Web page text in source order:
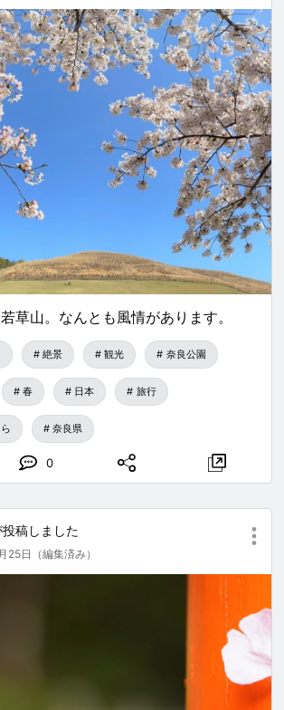
草山。なんとも風情があります。
絶景 観光 奈良公園
春 日本 旅行
奈良県
0
投稿しました
25日（編集済み）